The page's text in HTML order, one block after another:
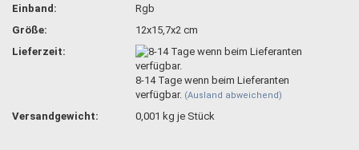
Einband:
Rgb
Größe:
12x15,7x2 cm
Lieferzeit:
8-14 Tage wenn beim Lieferanten
verfügbar. (Ausland abweichend)
Versandgewicht: 0,001 kg je Stück